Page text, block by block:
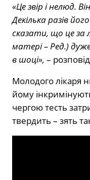
«Це звір і нелюд.
Декілька разів
сказати, що це за
матері – Ред.)
в шоці», –
Молодого лікаря
йому
чергою тесть
твердить – зять